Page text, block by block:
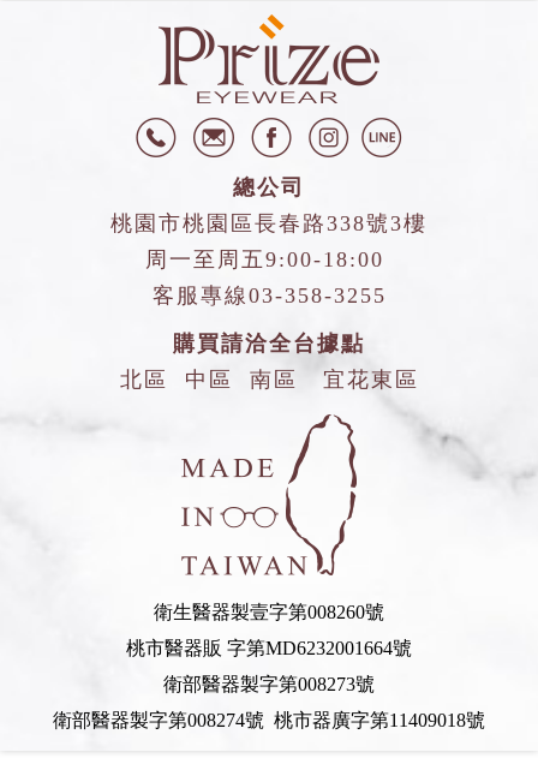
總公司
桃園市桃園區長春路338號3樓
周一至周五9:00-18:00
客服專線03-358-3255
購買請洽全台據點
北區
中區 南區 宜花東區
衛生醫器製壹字第008260號
桃市醫器販 字第MD6232001664號
衛部醫器製字第008273號
衛部醫器製字第008274號 桃市器廣字第11409018號